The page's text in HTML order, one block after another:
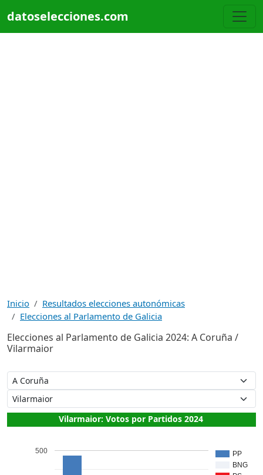
datoselecciones.com
Inicio
Resultados elecciones autonómicas
Elecciones al Parlamento de Galicia
Elecciones al Parlamento de Galicia 2024: A Coruña /
Vilarmaior
Vilarmaior: Votos por Partidos 2024
PP
BNG
500